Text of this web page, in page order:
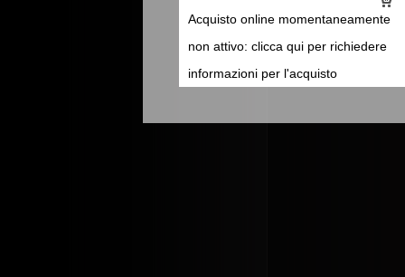
Acquisto online momentaneamente
non attivo: clicca qui per richiedere
informazioni per l'acquisto